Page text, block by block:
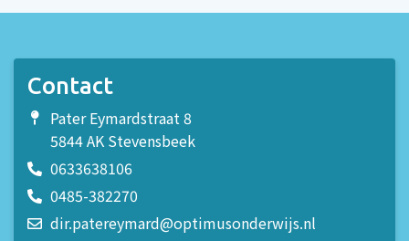
Contact
Pater Eymardstraat 8
5844 AK Stevensbeek
0633638106
0485-382270
dir.patereymard@optimusonderwijs.nl